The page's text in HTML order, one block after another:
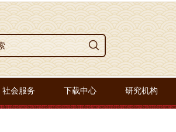
社会服务 下载中心 研究机构